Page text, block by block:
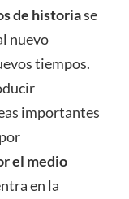
de historiase
nuevo
tiempos.
importantes
el medio
en la